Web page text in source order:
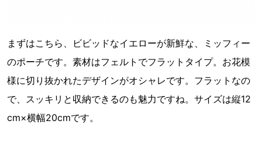
まずはこちら、ビビッドなイエローが新鮮な、ミッフィー
のポーチです。素材はフェルトでフラットタイプ。お花模
様に切り抜かれたデザインがオシャレです。フラットなの
で、スッキリと収納できるのも魅力ですね。サイズは縦12
cm×横幅20cmです。